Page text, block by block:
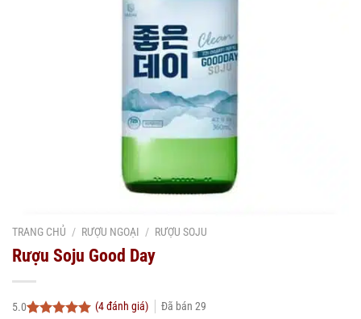
TRANG CHỦ / RƯỢU NGOẠI / RƯỢU SOJU
Rượu Soju Good Day
5.0
(4đánh giá) Đã bán 29